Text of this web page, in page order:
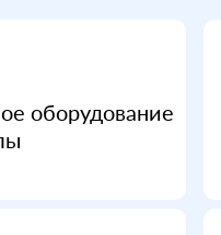
оборудование